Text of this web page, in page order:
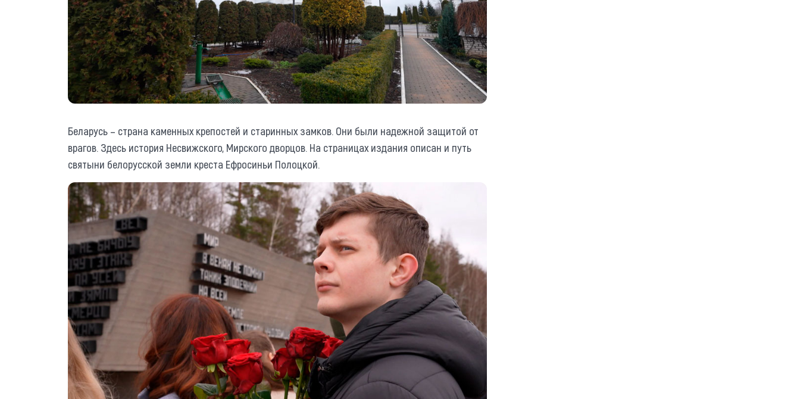
Беларусь – страна каменных крепостей и старинных замков. Они были надежной защитой от
врагов. Здесь история Несвижского, Мирского дворцов. На страницах издания описан и путь
святыни белорусской земли креста Ефросиньи Полоцкой.